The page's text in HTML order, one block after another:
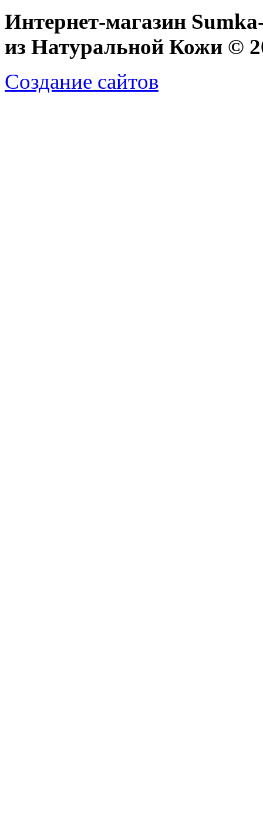
Интернет-магазин
из Натуральной Кожи ©
Создание сайтов